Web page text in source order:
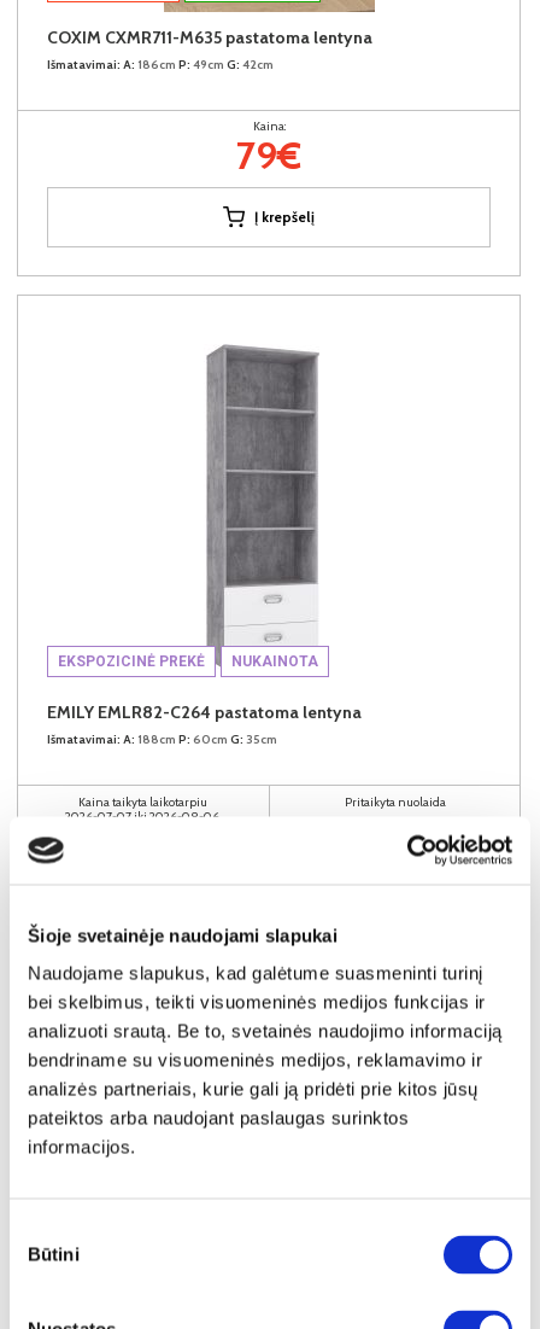
Šioje svetainėje naudojami slapukai
Naudojame slapukus, kad galėtume suasmeninti turinį
bei skelbimus, teikti visuomeninės medijos funkcijas ir
analizuoti srautą. Be to, svetainės naudojimo informaciją
bendriname su visuomeninės medijos, reklamavimo ir
analizės partneriais, kurie gali ją pridėti prie kitos jūsų
pateiktos arba naudojant paslaugas surinktos
informacijos.
pasirinkimas
Būtini
COXIM CXMR711-M635 pastatoma lentyna
Išmatavimai: A: 186cm P: 49cm G: 42cm
Kaina:
79€
Į krepšelį
EKSPOZICINĖ PREKĖ NUKAINOTA
EMILY EMLR82-C264 pastatoma lentyna
Išmatavimai: A: 188cm P: 60cm G: 35cm
Kaina taikyta laikotarpiu
2026-07-07 iki 2026-08-06
Pritaikyta nuolaida
Plačiau